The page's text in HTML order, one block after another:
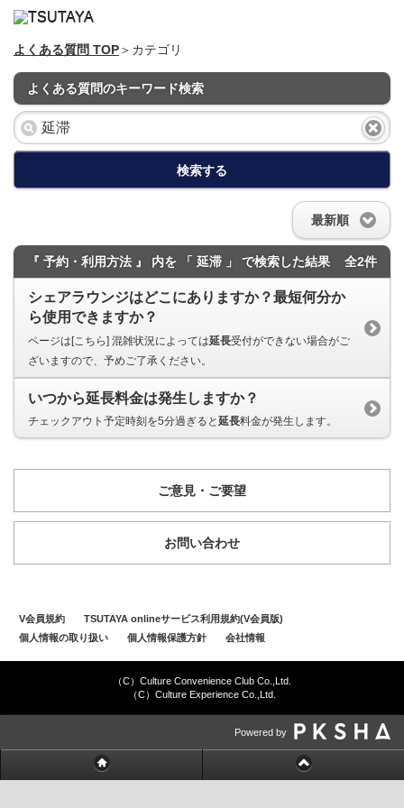
よくある質問 TOP＞カテゴリ
よくある質問のキーワード検索
検索する
最新順
『 予約・利用方法 』 内を 「 延滞 」 で検索した結果 全2件
シェアラウンジはどこにありますか？最短何分か
ら使用できますか？
ページは[こちら] 混雑状況によっては延長受付ができない場合がご
ざいますので、予めご了承ください。
いつから延長料金は発生しますか？
チェックアウト予定時刻を5分過ぎると 延長料金が発生します。
ご意見・ご要望
お問い合わせ
V会員規約
TSUTAYA onlineサービス利用規約(V会員版)
個人情報の取り扱い
個人情報保護方針 会社情報
（C）Culture Convenience Club Co.,Ltd.
（C）Culture Experience Co.,Ltd.
Powered by